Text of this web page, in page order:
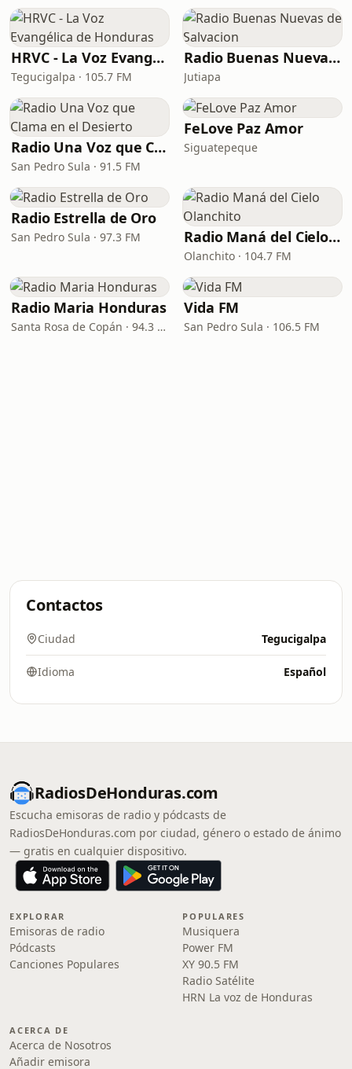
HRVC - La Voz Evangélica de Honduras
Tegucigalpa · 105.7 FM
Radio Buenas Nuevas de Salvacion
Jutiapa
Radio Una Voz que Clama en el Desierto
San Pedro Sula · 91.5 FM
FeLove Paz Amor
Siguatepeque
Radio Estrella de Oro
San Pedro Sula · 97.3 FM Radio Maná del Cielo Olanchito
Olanchito · 104.7 FM
Radio Maria Honduras
Santa Rosa de Copán · 94.3 FM
Vida FM
San Pedro Sula · 106.5 FM
Contactos
Ciudad Tegucigalpa
Idioma Español
RadiosDeHonduras.com
Escucha emisoras de radio y pódcasts de
RadiosDeHonduras.com por ciudad, género o estado de ánimo
— gratis en cualquier dispositivo.
EXPLORAR
Emisoras de radio
Pódcasts
Canciones Populares
POPULARES
Musiquera
Power FM
XY 90.5 FM
Radio Satélite
HRN La voz de Honduras
ACERCA DE
Acerca de Nosotros
Añadir emisora